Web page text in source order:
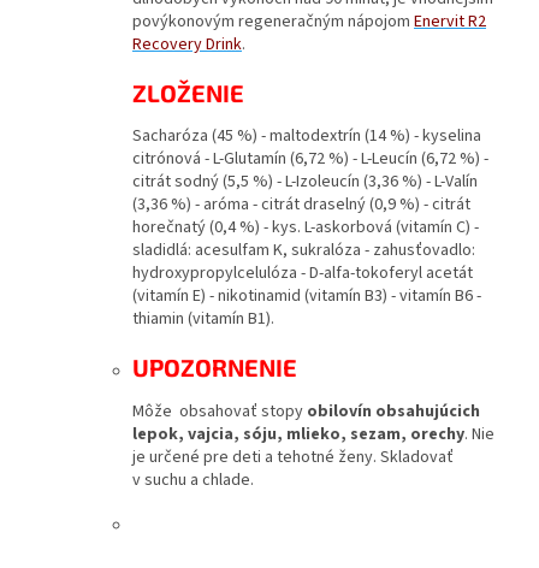
povýkonovým regeneračným nápojom Enervit R2
Recovery Drink.
ZLOŽENIE
Sacharóza (45 %) - maltodextrín (14 %) - kyselina
citrónová - L-Glutamín (6,72 %) - L-Leucín (6,72 %) -
citrát sodný (5,5 %) - L-Izoleucín (3,36 %) - L-Valín
(3,36 %) - aróma - citrát draselný (0,9 %) - citrát
horečnatý (0,4 %) - kys. L-askorbová (vitamín C) -
sladidlá: acesulfam K, sukralóza - zahusťovadlo:
hydroxypropylcelulóza - D-alfa-tokoferyl acetát
(vitamín E) - nikotinamid (vitamín B3) - vitamín B6 -
thiamin (vitamín B1).
UPOZORNENIE
Môže obsahovať stopy obilovín obsahujúcich
lepok, vajcia, sóju, mlieko, sezam, orechy. Nie
je určené pre deti a tehotné ženy. Skladovať
v suchu a chlade.